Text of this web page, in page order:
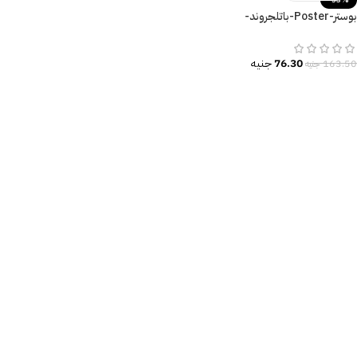
بوستر-Poster-باتلجروند-
163.50جنيه76.30جنيه